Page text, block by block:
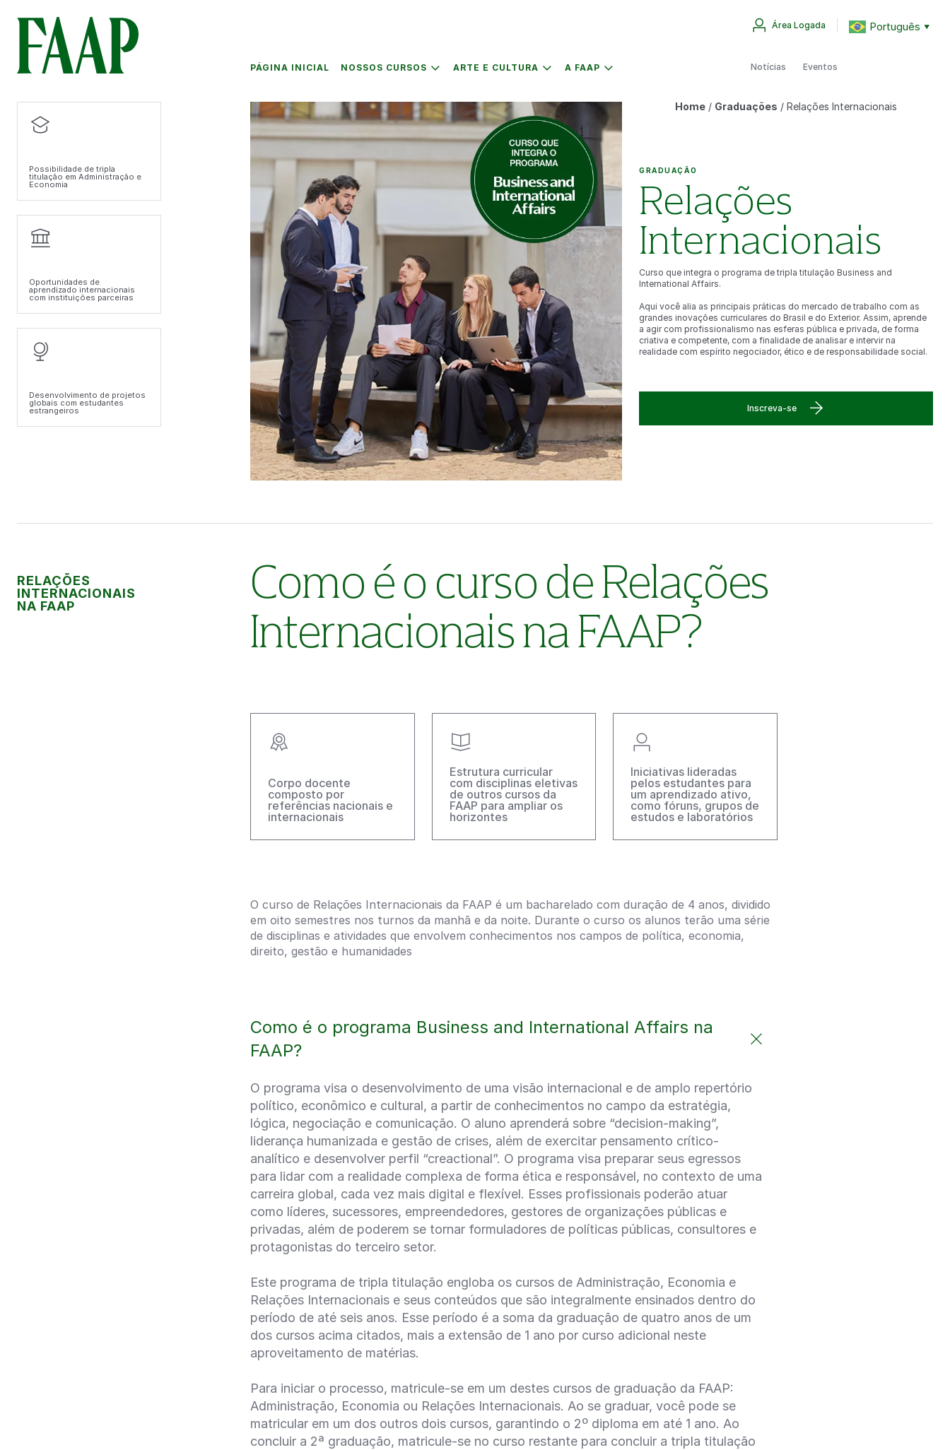
PÁGINA INICIAL NOSSOS CURSOS ARTE E CULTURA A FAAP
Área Logada Português ▼
Notícias Eventos
Possibilidade de tripla
titulação em Administração e
Economia
Oportunidades de
aprendizado internacionais
com instituições parceiras
Desenvolvimento de projetos
globais com estudantes
estrangeiros
Home / Graduações / Relações Internacionais
GRADUAÇÃO
Relações
Internacionais
Curso que integra o programa de tripla titulação Business and
International Affairs.
Aqui você alia as principais práticas do mercado de trabalho com as
grandes inovações curriculares do Brasil e do Exterior. Assim, aprende
a agir com profissionalismo nas esferas pública e privada, de forma
criativa e competente, com a finalidade de analisar e intervir na
realidade com espírito negociador, ético e de responsabilidade social.
Inscreva-se
RELAÇÕES
INTERNACIONAIS
NA FAAP
Como é o curso de Relações
Internacionais na FAAP?
Corpo docente
composto por
referências nacionais e
internacionais
Estrutura curricular
com disciplinas eletivas
de outros cursos da
FAAP para ampliar os
horizontes
Iniciativas lideradas
pelos estudantes para
um aprendizado ativo,
como fóruns, grupos de
estudos e laboratórios
O curso de Relações Internacionais da FAAP é um bacharelado com duração de 4 anos, dividido
em oito semestres nos turnos da manhã e da noite. Durante o curso os alunos terão uma série
de disciplinas e atividades que envolvem conhecimentos nos campos de política, economia,
direito, gestão e humanidades
Como é o programa Business and International Affairs na
FAAP?
O programa visa o desenvolvimento de uma visão internacional e de amplo repertório
político, econômico e cultural, a partir de conhecimentos no campo da estratégia,
lógica, negociação e comunicação. O aluno aprenderá sobre “decision-making”,
liderança humanizada e gestão de crises, além de exercitar pensamento crítico-
analítico e desenvolver perfil “creactional”. O programa visa preparar seus egressos
para lidar com a realidade complexa de forma ética e responsável, no contexto de uma
carreira global, cada vez mais digital e flexível. Esses profissionais poderão atuar
como líderes, sucessores, empreendedores, gestores de organizações públicas e
privadas, além de poderem se tornar formuladores de políticas públicas, consultores e
protagonistas do terceiro setor.
Este programa de tripla titulação engloba os cursos de Administração, Economia e
Relações Internacionais e seus conteúdos que são integralmente ensinados dentro do
período de até seis anos. Esse período é a soma da graduação de quatro anos de um
dos cursos acima citados, mais a extensão de 1 ano por curso adicional neste
aproveitamento de matérias.
Para iniciar o processo, matricule-se em um destes cursos de graduação da FAAP:
Administração, Economia ou Relações Internacionais. Ao se graduar, você pode se
matricular em um dos outros dois cursos, garantindo o 2º diploma em até 1 ano. Ao
concluir a 2ª graduação, matricule-se no curso restante para concluir a tripla titulação